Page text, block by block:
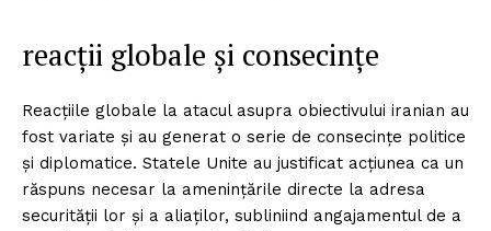
reacții globale și consecințe
Reacțiile globale la atacul asupra obiectivului iranian au
fost variate și au generat o serie de consecințe politice
și diplomatice. Statele Unite au justificat acțiunea ca un
răspuns necesar la amenințările directe la adresa
securității lor și a aliaților, subliniind angajamentul de a